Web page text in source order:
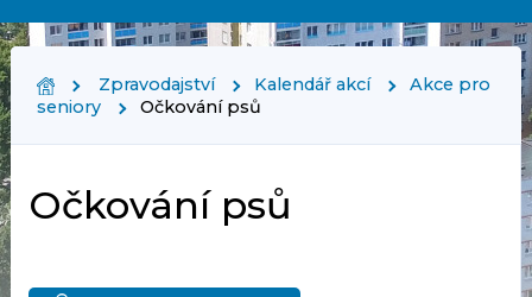
Zpravodajství Kalendář akcí
Akce pro
seniory
Očkování psů
Očkování psů